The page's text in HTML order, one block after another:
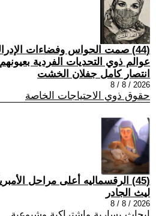
(44) صمت الحواس وفضاءات
عوالم ذوي التحديات الفردية
انتصار كامل جفلان الخشت
2026 / 8 / 8
حقوق ذوي الاحتياجات الخاصة
(45) الرقسماليه أعلى مراحل الأمبرياليه... ج١١
ليث الجادر
2026 / 8 / 8